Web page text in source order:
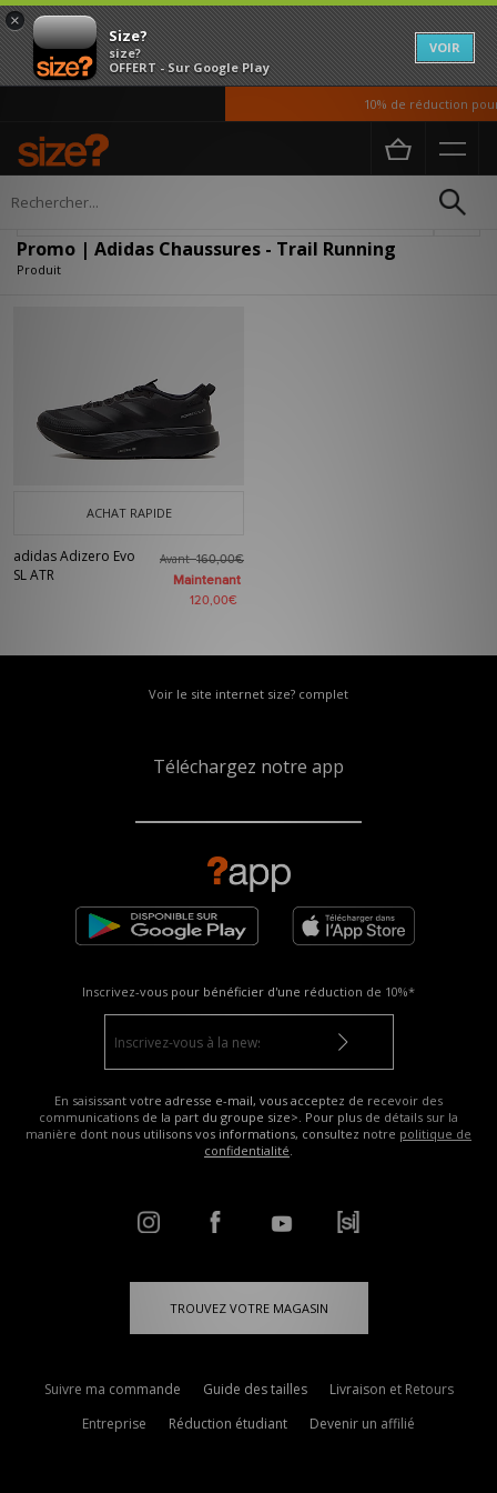
×
Size?
size?
OFFERT - Sur Google Play
VOIR
10% de réduction
Accueil Homme
Promo | Adidas Chaussures - Trail Running
Produit
ACHAT RAPIDE
adidas Adizero Evo
SL ATR
Avant160,00€
Maintenant
120,00€
Voir le site internet size? complet
Téléchargez notre app
Inscrivez-vous pour bénéficier d'une réduction de 10%*
En saisissant votre adresse e-mail, vous acceptez de recevoir des
communications de la part du groupe size>. Pour plus de détails sur la
manière dont nous utilisons vos informations, consultez notre politique de
confidentialité.
TROUVEZ VOTRE MAGASIN
Suivre ma commande Guide des tailles
Livraison et Retours
Entreprise
Réduction étudiant Devenir un affilié